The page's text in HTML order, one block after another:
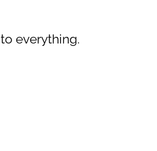
to everything.